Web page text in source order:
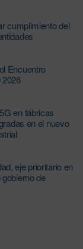
cumplimiento del
Encuentro
2026
en fábricas
en el nuevo
eje prioritario en
de